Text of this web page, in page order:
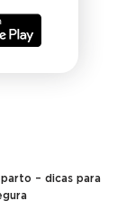
– dicas para